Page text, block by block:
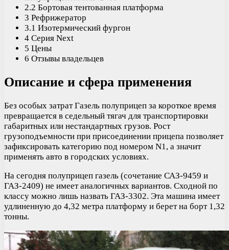
2.2 Бортовая тентованная платформа
3 Рефрижератор
3.1 Изотермический фургон
4 Серия Next
5 Цены
6 Отзывы владельцев
Описание и сфера применения
Без особых затрат Газель полуприцеп за короткое время
превращается в седельный тягач для транспортировки
габаритных или нестандартных грузов. Рост
грузоподъемности при присоединении прицепа позволяет
зафиксировать категорию под номером N1, а значит
применять авто в городских условиях.
На сегодня полуприцеп газель (сочетание САЗ-9459 и
ГАЗ-2409) не имеет аналогичных вариантов. Сходной по
классу можно лишь назвать ГАЗ-3302. Эта машина имеет
удлиненную до 4,32 метра платформу и берет на борт 1,32
тонны.